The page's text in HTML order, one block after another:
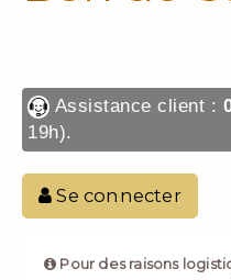
Assistance client :
19h).
Se connecter
Pour des raisons